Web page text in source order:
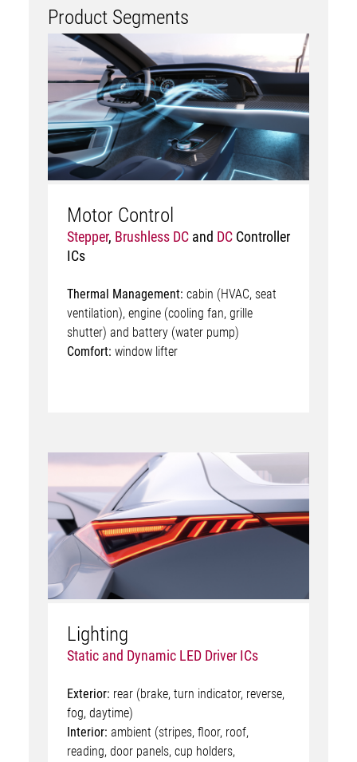
Product Segments
Motor Control
Stepper, Brushless DC and DC Controller
ICs
Thermal Management: cabin (HVAC, seat
ventilation), engine (cooling fan, grille
shutter) and battery (water pump)
Comfort: window lifter
Lighting
Static and Dynamic LED Driver ICs
Exterior: rear (brake, turn indicator, reverse,
fog, daytime)
Interior: ambient (stripes, floor, roof,
reading, door panels, cup holders,